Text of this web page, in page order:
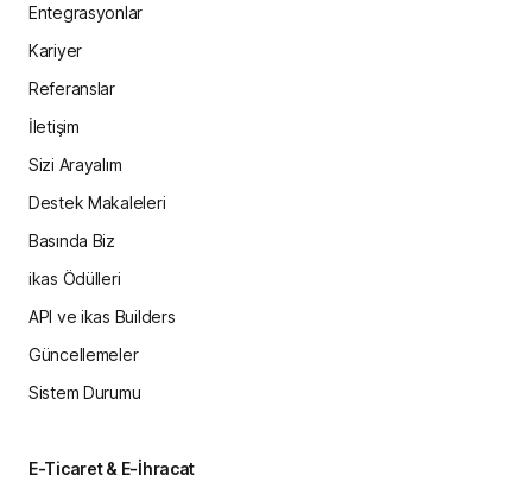
Entegrasyonlar
Kariyer
Referanslar
İletişim
Sizi Arayalım
Destek Makaleleri
Basında Biz
ikas Ödülleri
API ve ikas Builders
Güncellemeler
Sistem Durumu
E-Ticaret & E-İhracat